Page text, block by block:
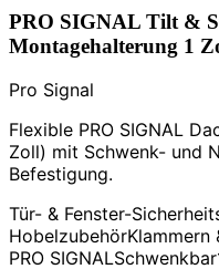
PRO SIGNAL Tilt &
Montagehalterung 1
Pro Signal
Flexible PRO SIGNAL
Zoll) mit Schwenk- und
Befestigung.
Tür- & Fenster-
HobelzubehörKlammern
PRO SIGNALSchwenkbar